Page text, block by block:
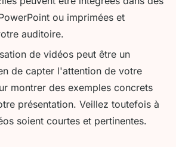
ou imprimées et
auditoire.
de vidéos peut être un
de capter l'attention de votre
montrer des exemples concrets
présentation. Veillez toutefois à
soient courtes et pertinentes.